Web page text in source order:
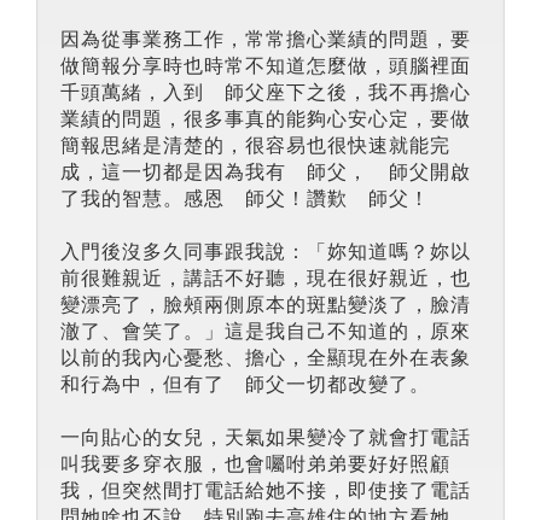
因為從事業務工作，常常擔心業績的問題，要
做簡報分享時也時常不知道怎麼做，頭腦裡面
千頭萬緒，入到 師父座下之後，我不再擔心
業績的問題，很多事真的能夠心安心定，要做
簡報思緒是清楚的，很容易也很快速就能完
成，這一切都是因為我有 師父， 師父開啟
了我的智慧。感恩 師父！讚歎 師父！
入門後沒多久同事跟我說：「妳知道嗎？妳以
前很難親近，講話不好聽，現在很好親近，也
變漂亮了，臉頰兩側原本的斑點變淡了，臉清
澈了、會笑了。」這是我自己不知道的，原來
以前的我內心憂愁、擔心，全顯現在外在表象
和行為中，但有了 師父一切都改變了。
一向貼心的女兒，天氣如果變冷了就會打電話
叫我要多穿衣服，也會囑咐弟弟要好好照顧
我，但突然間打電話給她不接，即使接了電話